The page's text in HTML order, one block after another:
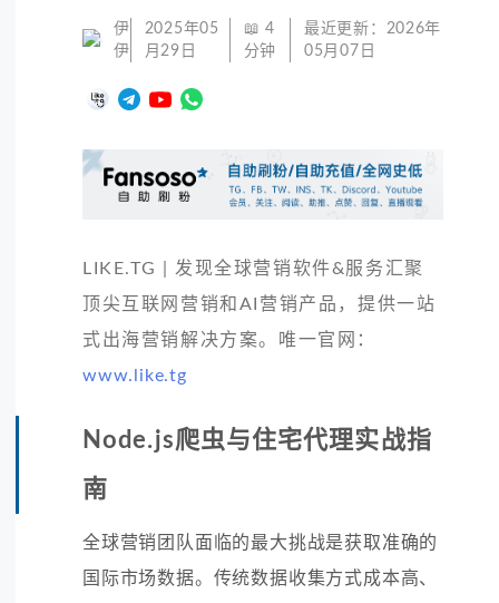
伊
伊
2025年05
月29日
📖 4
分钟
最近更新： 2026年
05月07日
LIKE.TG | 发现全球营销软件&服务汇聚
顶尖互联网营销和AI营销产品，提供一站
式出海营销解决方案。唯一官网：
www.like.tg
Node.js爬虫与住宅代理实战指
南
全球营销团队面临的最大挑战是获取准确的
国际市场数据。传统数据收集方式成本高、